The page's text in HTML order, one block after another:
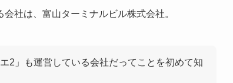
社は、富山ターミナルビル株式会社。
2」も運営している会社だってことを初めて知